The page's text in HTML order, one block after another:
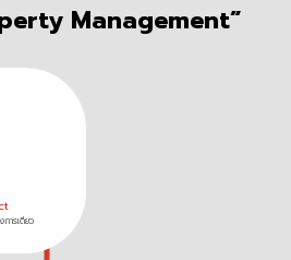
Management”
การเดียว